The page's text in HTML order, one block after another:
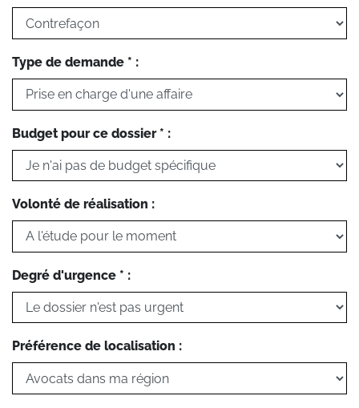
Type de demande * :
Budget pour ce dossier * :
Volonté de réalisation :
Degré d'urgence * :
Préférence de localisation :